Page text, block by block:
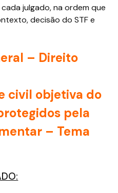
julgado, na ordem que
decisão do STF e
– Direito
civil objetiva do
pela
– Tema